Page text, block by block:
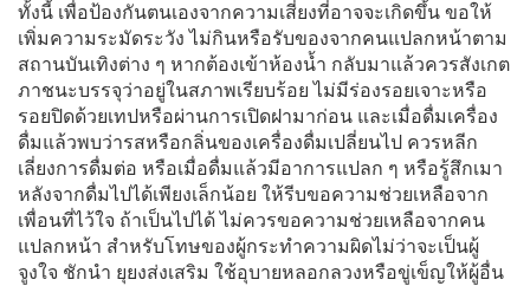
ทั้งนี้ เพื่อป้องกันตนเองจากความเสี่ยงที่อาจจะเกิดขึ้น ขอให้
เพิ่มความระมัดระวัง ไม่กินหรือรับของจากคนแปลกหน้าตาม
สถานบันเทิงต่าง ๆ หากต้องเข้าห้องน้ำ กลับมาแล้วควรสังเกต
ภาชนะบรรจุว่าอยู่ในสภาพเรียบร้อย ไม่มีร่องรอยเจาะหรือ
รอยปิดด้วยเทปหรือผ่านการเปิดฝามาก่อน และเมื่อดื่มเครื่อง
ดื่มแล้วพบว่ารสหรือกลิ่นของเครื่องดื่มเปลี่ยนไป ควรหลีก
เลี่ยงการดื่มต่อ หรือเมื่อดื่มแล้วมีอาการแปลก ๆ หรือรู้สึกเมา
หลังจากดื่มไปได้เพียงเล็กน้อย ให้รีบขอความช่วยเหลือจาก
เพื่อนที่ไว้ใจ ถ้าเป็นไปได้ ไม่ควรขอความช่วยเหลือจากคน
แปลกหน้า สำหรับโทษของผู้กระทำความผิดไม่ว่าจะเป็นผู้
จูงใจ ชักนำ ยุยงส่งเสริม ใช้อุบายหลอกลวงหรือขู่เข็ญให้ผู้อื่น